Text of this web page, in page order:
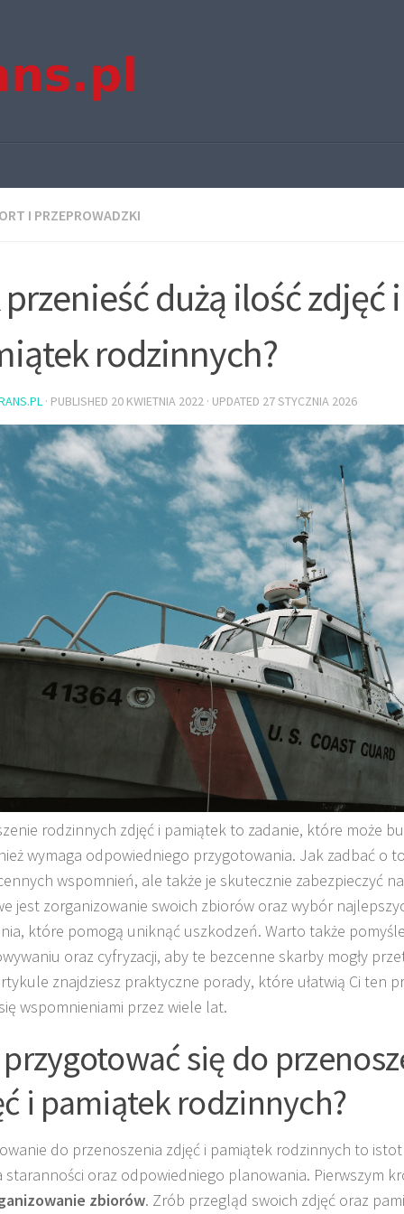
I PRZEPROWADZKI
dużą ilość zdjęć i
rodzinnych?
· PUBLISHED 20 KWIETNIA 2022 · UPDATED 27 STYCZNIA 2026
rodzinnych zdjęć i pamiątek to zadanie, które może
wymaga odpowiedniego przygotowania. Jak zadbać o
wspomnień, ale także je skutecznie zabezpieczyć
jest zorganizowanie swoich zbiorów oraz wybór
które pomogą uniknąć uszkodzeń. Warto także
oraz cyfryzacji, aby te bezcenne skarby mogły
znajdziesz praktyczne porady, które ułatwią Ci ten
wspomnieniami przez wiele lat.
się do
i pamiątek rodzinnych?
do przenoszenia zdjęć i pamiątek rodzinnych to
staranności oraz odpowiedniego planowania. Pierwszym
zbiorów. Zrób przegląd swoich zdjęć oraz